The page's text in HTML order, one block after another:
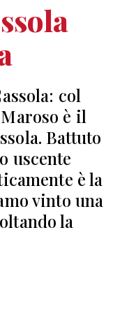
col
è il
Battuto
uscente
è la
vinto una
la